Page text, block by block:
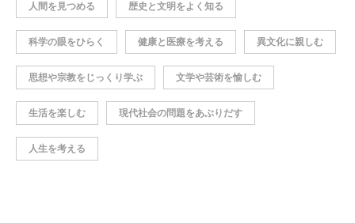
人間を見つめる 歴史と文明をよく知る
科学の眼をひらく 健康と医療を考える 異文化に親しむ
思想や宗教をじっくり学ぶ 文学や芸術を愉しむ
生活を楽しむ 現代社会の問題をあぶりだす
人生を考える